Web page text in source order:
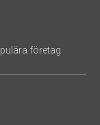
företag